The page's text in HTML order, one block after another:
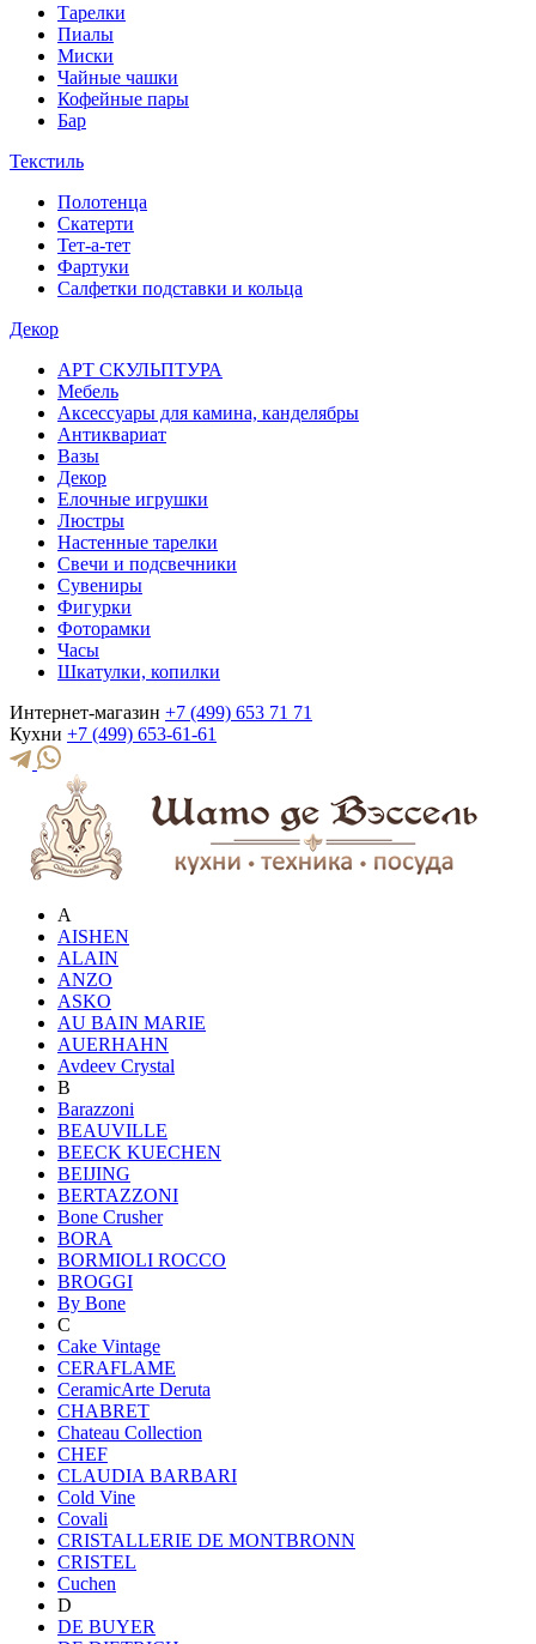
Тарелки
Пиалы
Миски
Чайные чашки
Кофейные пары
Бар
Текстиль
Полотенца
Скатерти
Тет-а-тет
Фартуки
Салфетки подставки и кольца
Декор
АРТ СКУЛЬПТУРА
Мебель
Аксессуары для камина, канделябры
Антиквариат
Вазы
Декор
Елочные игрушки
Люстры
Настенные тарелки
Свечи и подсвечники
Сувениры
Фигурки
Фоторамки
Часы
Шкатулки, копилки
Интернет-магазин +7 (499) 653 71 71
Кухни +7 (499) 653-61-61
A
AISHEN
ALAIN
ANZO
ASKO
AU BAIN MARIE
AUERHAHN
Avdeev Crystal
B
Barazzoni
BEAUVILLE
BEECK KUECHEN
BEIJING
BERTAZZONI
Bone Crusher
BORA
BORMIOLI ROCCO
BROGGI
By Bone
C
Cake Vintage
CERAFLAME
CeramicArte Deruta
CHABRET
Chateau Collection
CHEF
CLAUDIA BARBARI
Cold Vine
Covali
CRISTALLERIE DE MONTBRONN
CRISTEL
Cuchen
D
DE BUYER